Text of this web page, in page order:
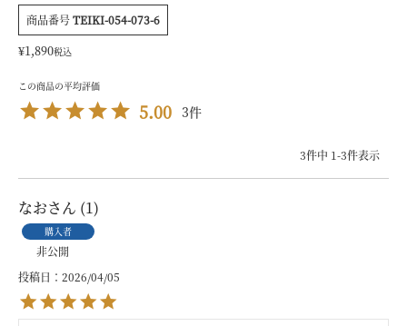
商品番号TEIKI-054-073-6
¥1,890税込
5.00 3
3件中 1-3件表示
なお 1
購入者
非公開
投稿日
2026/04/05